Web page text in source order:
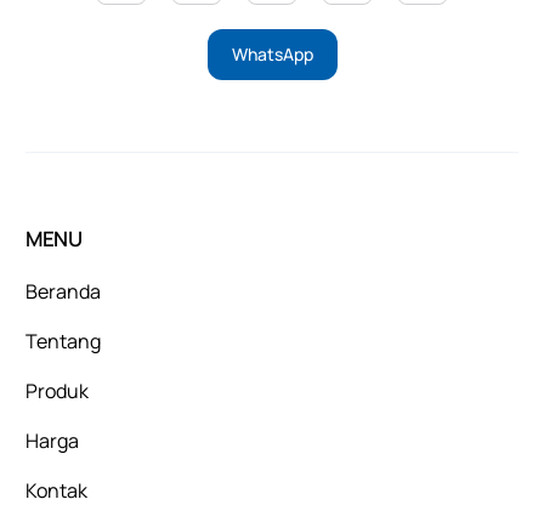
WhatsApp
MENU
Beranda
Tentang
Produk
Harga
Kontak